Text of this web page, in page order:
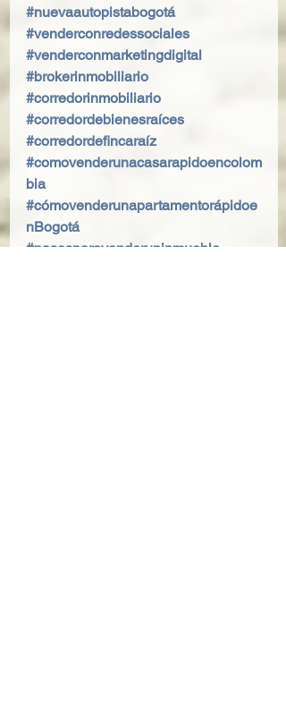
#nuevaautopistabogotá
#venderconredessociales
#venderconmarketingdigital
#brokerinmobiliario
#corredorinmobiliario
#corredordebienesraíces
#corredordefincaraíz
#comovenderunacasarapidoencolom
bia
#cómovenderunapartamentorápidoe
nBogotá
#pasosparavenderuninmueble